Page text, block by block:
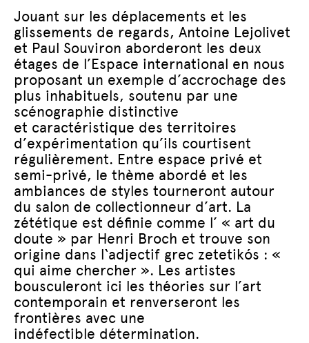
Jouant sur les déplacements et les
glissements de regards, Antoine Lejolivet
et Paul Souviron aborderont les deux
étages de l’Espace international en nous
proposant un exemple d’accrochage des
plus inhabituels, soutenu par une
scénographie distinctive
et caractéristique des territoires
d’expérimentation qu’ils courtisent
régulièrement. Entre espace privé et
semi-privé, le thème abordé et les
ambiances de styles tourneront autour
du salon de collectionneur d’art. La
zététique est définie comme l’ « art du
doute » par Henri Broch et trouve son
origine dans l‘adjectif grec zetetikós : «
qui aime chercher ». Les artistes
bousculeront ici les théories sur l’art
contemporain et renverseront les
frontières avec une
indéfectible détermination.